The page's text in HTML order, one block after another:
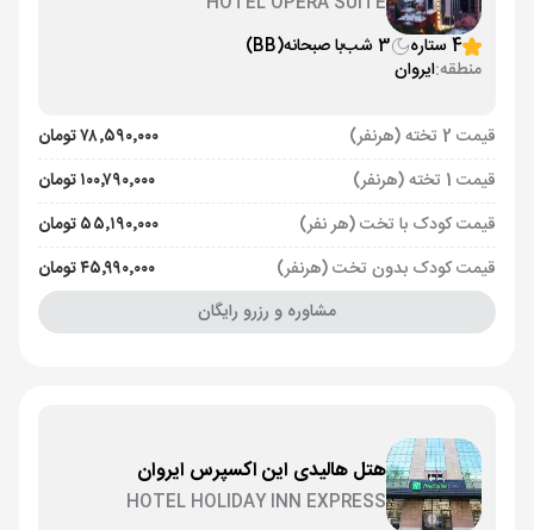
4 ستاره
3 شب با صبحانه(BB)
منطقه:ایروان
قیمت 2 تخته (هرنفر)
۷۸٬۵۹۰٬۰۰۰ تومان
قیمت 1 تخته (هرنفر)
۱۰۰٬۷۹۰٬۰۰۰ تومان
قیمت کودک با تخت (هر نفر)
۵۵٬۱۹۰٬۰۰۰ تومان
قیمت کودک بدون تخت (هرنفر)
۴۵٬۹۹۰٬۰۰۰ تومان
مشاوره و رزرو رایگان
هتل هالیدی این اکسپرس ایروان
HOTEL HOLIDAY INN EXPRESS